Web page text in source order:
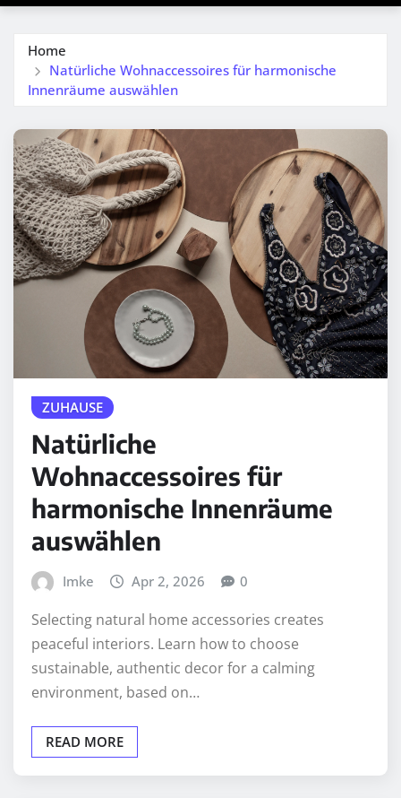
Home
Natürliche Wohnaccessoires für harmonische
Innenräume auswählen
ZUHAUSE
Natürliche
Wohnaccessoires für
harmonische Innenräume
auswählen
Imke Apr 2, 2026 0
Selecting natural home accessories creates
peaceful interiors. Learn how to choose
sustainable, authentic decor for a calming
environment, based on…
READ MORE